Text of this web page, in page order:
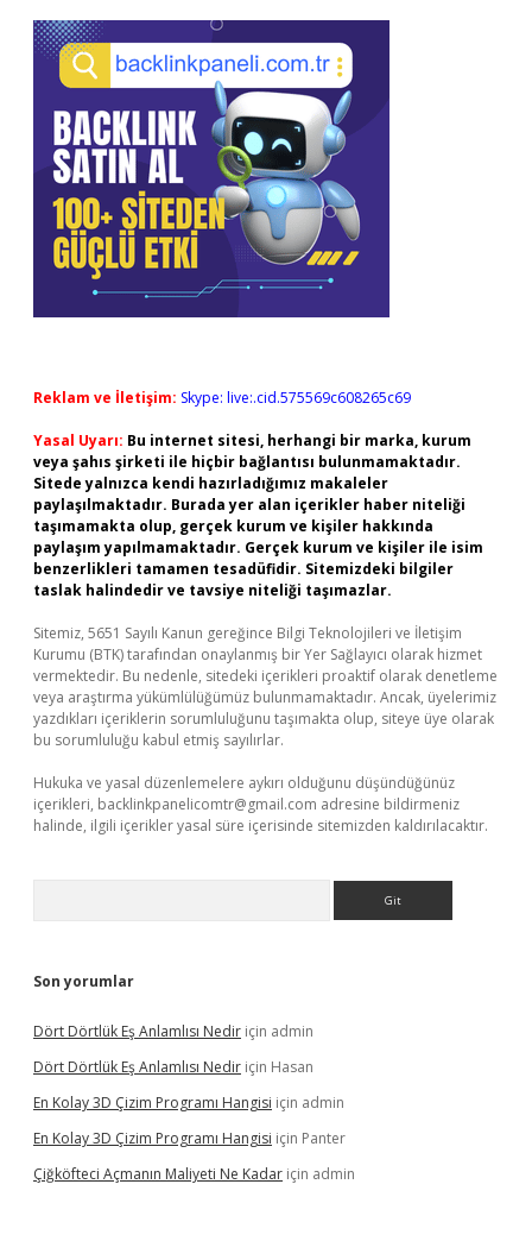
Reklam ve İletişim: Skype: live:.cid.575569c608265c69
Yasal Uyarı: Bu internet sitesi, herhangi bir marka, kurum
veya şahıs şirketi ile hiçbir bağlantısı bulunmamaktadır.
Sitede yalnızca kendi hazırladığımız makaleler
paylaşılmaktadır. Burada yer alan içerikler haber niteliği
taşımamakta olup, gerçek kurum ve kişiler hakkında
paylaşım yapılmamaktadır. Gerçek kurum ve kişiler ile isim
benzerlikleri tamamen tesadüfidir. Sitemizdeki bilgiler
taslak halindedir ve tavsiye niteliği taşımazlar.
Sitemiz, 5651 Sayılı Kanun gereğince Bilgi Teknolojileri ve İletişim
Kurumu (BTK) tarafından onaylanmış bir Yer Sağlayıcı olarak hizmet
vermektedir. Bu nedenle, sitedeki içerikleri proaktif olarak denetleme
veya araştırma yükümlülüğümüz bulunmamaktadır. Ancak, üyelerimiz
yazdıkları içeriklerin sorumluluğunu taşımakta olup, siteye üye olarak
bu sorumluluğu kabul etmiş sayılırlar.
Hukuka ve yasal düzenlemelere aykırı olduğunu düşündüğünüz
içerikleri, backlinkpanelicomtr@gmail.com adresine bildirmeniz
halinde, ilgili içerikler yasal süre içerisinde sitemizden kaldırılacaktır.
Son yorumlar
Dört Dörtlük Eş Anlamlısı Nedir için admin
Dört Dörtlük Eş Anlamlısı Nedir için Hasan
En Kolay 3D Çizim Programı Hangisi için admin
En Kolay 3D Çizim Programı Hangisi için Panter
Çiğköfteci Açmanın Maliyeti Ne Kadar için admin